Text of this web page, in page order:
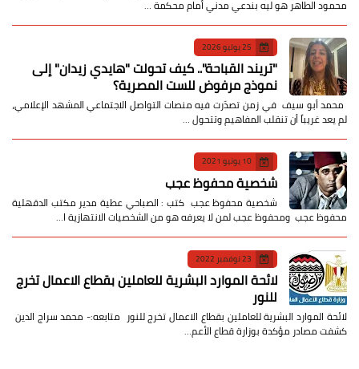
محمود الطاهر هو ليه بندعي مدني أمام محكمة …
25 يوليو 2026
​"تريند القباحة".. كيف تحولت "هايدي زيدان" إلى
نموذج مرفوض للست المصرية؟
​ محمد أبو سيف ​في زمن تصدّرت فيه منصات التواصل الاجتماعي المشهد الإعلامي،
لم يعد غريباً أن تنقلب المفاهيم وتتحول …
10 يونيو 2021
شخصية محفوظ عجب
شخصية محفوظ عجب كتب : الصباحي عطية مدير مكتب الدقهلية
محفوظ عجب ومحفوظ عجب لمن لا يعرفه هو من الشخصيات الانتهازية ا…
23 نوفمبر 2022
لائحة الموارد البشرية للعاملين بقطاع الاعمال تخرج
للنور
لائحة الموارد البشرية للعاملين بقطاع الاعمال تخرج للنور متابعه:- محمد سراج الدين
كشفت مصادر مؤكدة بوزارة قطاع الأعم…